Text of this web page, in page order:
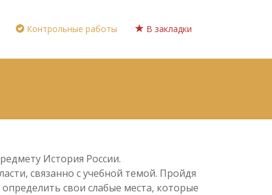
Контрольные работы В закладки
История России.
связанно с учебной темой. Пройдя
свои слабые места, которые